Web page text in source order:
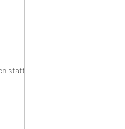
statt